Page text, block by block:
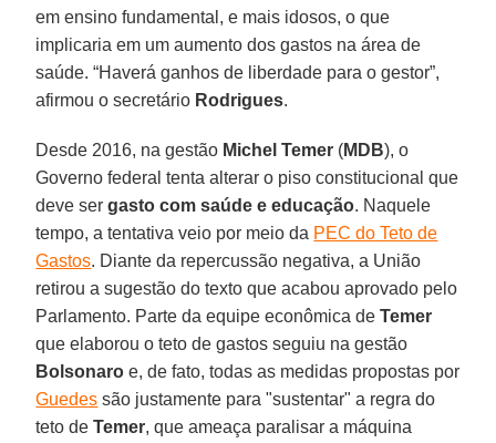
em ensino fundamental, e mais idosos, o que
implicaria em um aumento dos gastos na área de
saúde. “Haverá ganhos de liberdade para o gestor”,
afirmou o secretário Rodrigues.
Desde 2016, na gestão Michel Temer (MDB), o
Governo federal tenta alterar o piso constitucional que
deve sergasto com saúde e educação. Naquele
tempo, a tentativa veio por meio da PEC do Teto de
Gastos. Diante da repercussão negativa, a União
retirou a sugestão do texto que acabou aprovado pelo
Parlamento. Parte da equipe econômica deTemer
que elaborou o teto de gastos seguiu na gestão
Bolsonaro e, de fato, todas as medidas propostas por
Guedes são justamente para "sustentar" a regra do
teto deTemer, que ameaça paralisar a máquina